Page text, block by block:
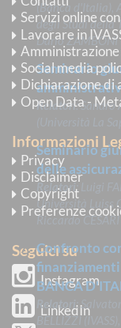
(Banca d'Italia),
degli Studi della
Dario ZAMBONI
Seminario
Relatori: Sandro
Seminario
delle
Relatori: Luigi
Università Luiss
Riccardo CESARI
Confronto
finanziamenti
BANCA
Relatori :
BELLIZZI
Servizi online
Lavorare in
Social media
Dichiarazione di
Open Data -
Informazioni
Privacy
Disclaimer
Copyright
Preferenze
Seguici su
Instagram
LinkedIn